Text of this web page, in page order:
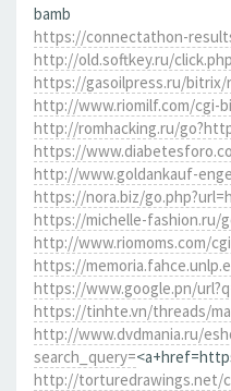
bamb
https://connectathon-
http://old.softkey.ru/
https://gasoilpress.ru/bitrix/
http://www.riomilf.com/cgi-
http://romhacking.ru/
https://
http://www.goldankauf-
https://nora.biz/
https://michelle-fashion.ru/
http://www.riomoms.com/
https://
https://www.google.pn/
https://tinhte.vn/threads/
http://www.dvdmania.ru/
search_query=
http://torturedrawings.net/